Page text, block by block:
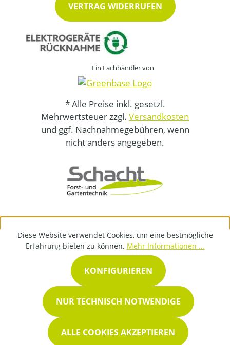
VERTRAG WIDERRUFEN
Ein Fachhändler von
* Alle Preise inkl. gesetzl.
Mehrwertsteuer zzgl. Versandkosten
und ggf. Nachnahmegebühren, wenn
nicht anders angegeben.
Diese Website verwendet Cookies, um eine bestmögliche
Erfahrung bieten zu können. Mehr Informationen ...
NUR TECHNISCH NOTWENDIGE
KONFIGURIEREN
ALLE COOKIES AKZEPTIEREN